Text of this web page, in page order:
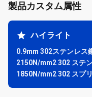
製品カスタム属性
ハイライト
0.9mm 302ステンレス
2150N/mm2 302 ステ
1850N/mm2 302 スプ